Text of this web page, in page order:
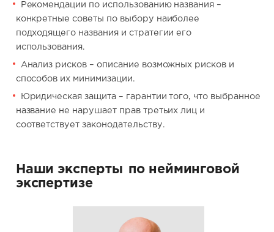
Рекомендации по использованию названия –
конкретные советы по выбору наиболее
подходящего названия и стратегии его
использования.
Анализ рисков – описание возможных рисков и
способов их минимизации.
Юридическая защита – гарантии того, что выбранное
название не нарушает прав третьих лиц и
соответствует законодательству.
Наши эксперты по нейминговой
экспертизе